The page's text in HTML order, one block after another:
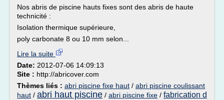
Nos abris de piscine hauts fixes sont des abris de haute
technicité :
Isolation thermique supérieure,
poly carbonate 8 ou 10 mm selon...
Lire la suite
Date: 2012-07-06 14:09:13
Site : http://abricover.com
Thèmes liés : abri piscine fixe haut / abri piscine coulissant
haut / abri haut piscine / abri piscine fixe / fabrication d